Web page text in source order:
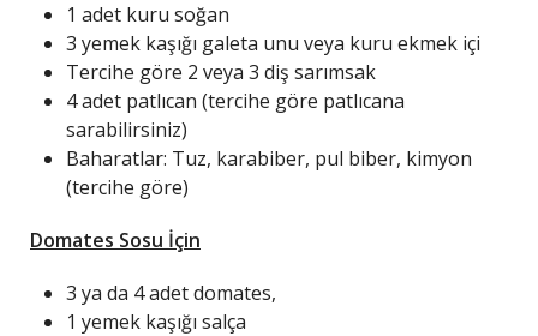
1 adet kuru soğan
3 yemek kaşığı galeta unu veya kuru ekmek içi
Tercihe göre 2 veya 3 diş sarımsak
4 adet patlıcan (tercihe göre patlıcana
sarabilirsiniz)
Baharatlar: Tuz, karabiber, pul biber, kimyon
(tercihe göre)
Domates Sosu İçin
3 ya da 4 adet domates,
1 yemek kaşığı salça